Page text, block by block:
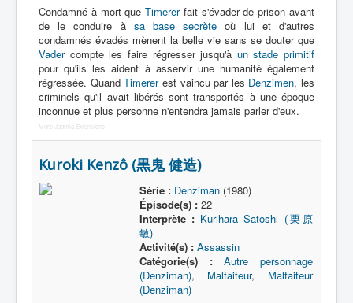
Épisodes
Chronologie
Références
Fanservice
Denzimen
Entourage
Vader
Autres
Condamné à mort queTimererfait s'évader de prison avant
de le conduire à sa base secrète où lui et d'autres
condamnés évadés mènent la belle vie sans se douter que
Vadercompte les faire régresser jusqu'à un stade primitif
pour qu'ils les aident à asservir une humanité également
régressée. QuandTimererest vaincu par les Denzimen, les
criminels qu'il avait libérés sont transportés à une époque
inconnue et plus personne n'entendra jamais parler d'eux.
More Joomla Extensions
Kuroki Kenzô (黒鬼 健造)
Série : Denziman(1980)
Épisode(s) :22
Interprète : Kurihara Satoshi (栗原
敏)
Activité(s) : Assassin
Catégorie(s) :
Autre personnage
(Denziman), Malfaiteur, Malfaiteur
(Denziman)